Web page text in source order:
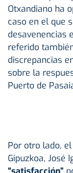
Otxandiano ha
caso en el que
desavenencias
referido
discrepancias
sobre la
Puerto de
Por otro lado,
Gipuzkoa, José